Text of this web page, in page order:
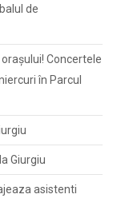
de
Concertele
în Parcul
Giurgiu
asistenti